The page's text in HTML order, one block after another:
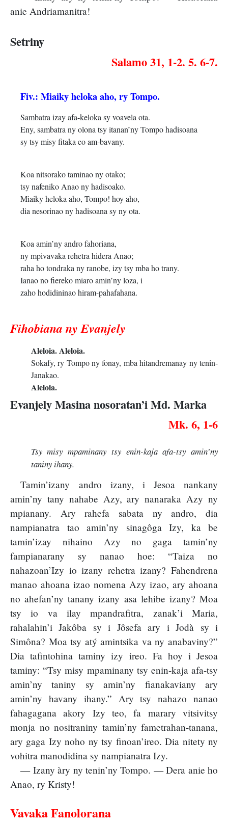
anie Andriamanitra!
Setriny
Salamo 31, 1-2. 5. 6-7.
Fiv.: Miaiky heloka aho, ry Tompo.
Sambatra izay afa-keloka sy voavela ota.
Eny, sambatra ny olona tsy itanan’ny Tompo hadisoana
sy tsy misy fitaka eo am-bavany.
Koa nitsorako taminao ny otako;
tsy nafeniko Anao ny hadisoako.
Miaiky heloka aho, Tompo! hoy aho,
dia nesorinao ny hadisoana sy ny ota.
Koa amin’ny andro fahoriana,
ny mpivavaka rehetra hidera Anao;
raha ho tondraka ny ranobe, izy tsy mba ho trany.
Ianao no fiereko miaro amin’ny loza, i
zaho hodidininao hiram-pahafahana.
Fihobiana ny Evanjely
Aleloia. Aleloia.
Sokafy, ry Tompo ny fonay, mba hitandremanay ny tenin-
Janakao.
Aleloia.
Evanjely Masina nosoratan’i Md. Marka
Mk. 6, 1-6
Tsy misy mpaminany tsy enin-kaja afa-tsy amin’ny
taniny ihany.
Tamin’izany andro izany, i Jesoa nankany
amin’ny tany nahabe Azy, ary nanaraka Azy ny
mpianany. Ary rahefa sabata ny andro, dia
nampianatra tao amin’ny sinagôga Izy, ka be
tamin’izay nihaino Azy no gaga tamin’ny
fampianarany sy nanao hoe: “Taiza no
nahazoan’Izy io izany rehetra izany? Fahendrena
manao ahoana izao nomena Azy izao, ary ahoana
no ahefan’ny tanany izany asa lehibe izany? Moa
tsy io va ilay mpandrafitra, zanak’i Maria,
rahalahin’i Jakôba sy i Jôsefa ary i Jodà sy i
Simôna? Moa tsy atý amintsika va ny anabaviny?”
Dia tafintohina taminy izy ireo. Fa hoy i Jesoa
taminy: “Tsy misy mpaminany tsy enin-kaja afa-tsy
amin’ny taniny sy amin’ny fianakaviany ary
amin’ny havany ihany.” Ary tsy nahazo nanao
fahagagana akory Izy teo, fa marary vitsivitsy
monja no nositraniny tamin’ny fametrahan-tanana,
ary gaga Izy noho ny tsy finoan’ireo. Dia nitety ny
vohitra manodidina sy nampianatra Izy.
— Izany àry ny tenin’ny Tompo. — Dera anie ho
Anao, ry Kristy!
Vavaka Fanolorana